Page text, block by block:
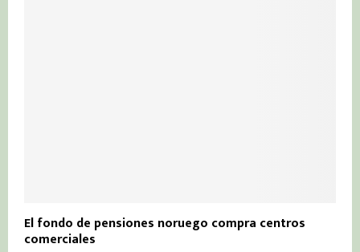
El fondo de pensiones noruego compra centros
comerciales